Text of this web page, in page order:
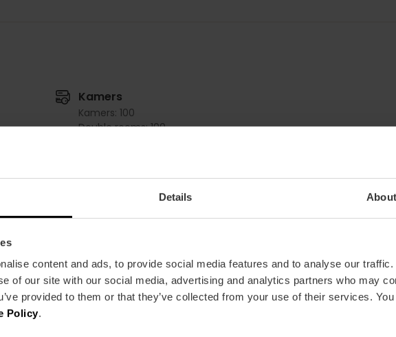
Details About
content and ads, to provide social media features and to analyse our
of our site with our social media, advertising and analytics partners who may
provided to them or that they’ve collected from your use of their services.
Policy.
Kamers
Kamers: 100
Double rooms: 100
m2:50
Banquet:24
Cocktail: 50
m2:50
Banquet:24
Cocktail:50